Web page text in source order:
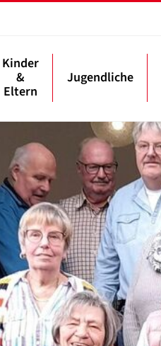
Kinder
&
Eltern
Jugendliche